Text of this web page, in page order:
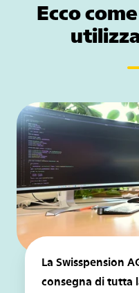
Ecco
La Swisspension
consegna di tutta